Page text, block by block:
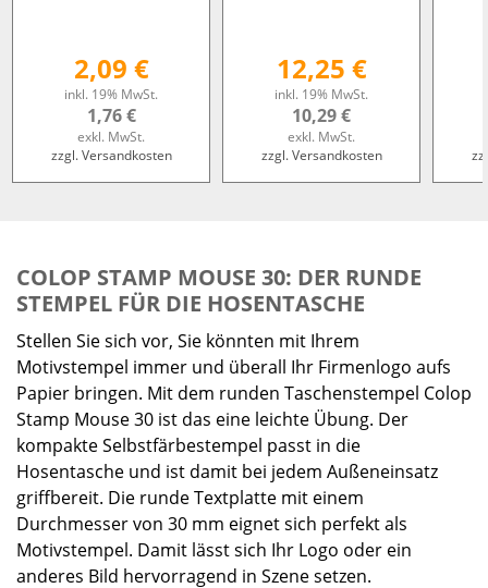
2,09 €
inkl. 19% MwSt.
1,76 €
exkl. MwSt.
zzgl. Versandkosten
12,25 €
inkl. 19% MwSt.
10,29 €
exkl. MwSt.
zzgl. Versandkosten
COLOP STAMP MOUSE 30: DER RUNDE
STEMPEL FÜR DIE HOSENTASCHE
Stellen Sie sich vor, Sie könnten mit Ihrem
Motivstempel immer und überall Ihr Firmenlogo aufs
Papier bringen. Mit dem runden Taschenstempel Colop
Stamp Mouse 30 ist das eine leichte Übung. Der
kompakte Selbstfärbestempel passt in die
Hosentasche und ist damit bei jedem Außeneinsatz
griffbereit. Die runde Textplatte mit einem
Durchmesser von 30 mm eignet sich perfekt als
Motivstempel. Damit lässt sich Ihr Logo oder ein
anderes Bild hervorragend in Szene setzen.